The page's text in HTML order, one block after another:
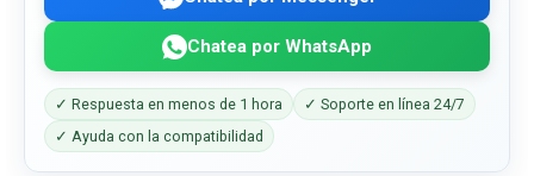
Chatea por WhatsApp
✓ Respuesta en menos de 1 hora
✓ Soporte en línea 24/7
✓ Ayuda con la compatibilidad